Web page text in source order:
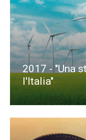
2017 - "Una
l'Italia"